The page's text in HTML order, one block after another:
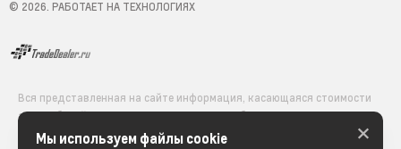
© 2026. РАБОТАЕТ НА ТЕХНОЛОГИЯХ
Вся представленная на сайте информация, касающаяся стоимости
автомобилей, аксессуаров* и сервисного обслуживания, носит
информационный характер и не является публичной офертой,
Мы используем файлы cookie ×